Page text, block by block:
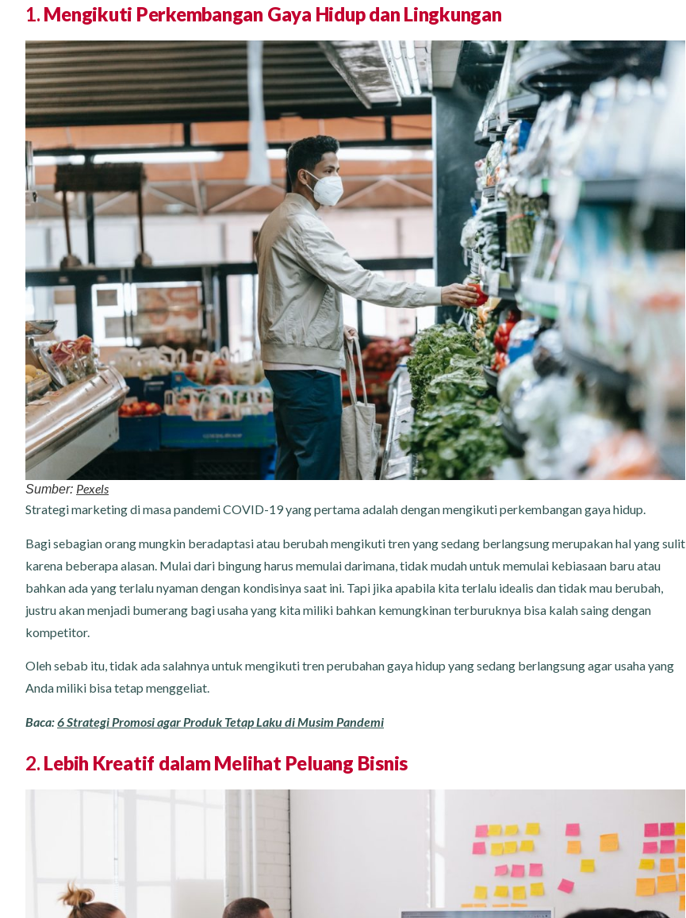
1. Mengikuti Perkembangan Gaya Hidup dan Lingkungan
Sumber: Pexels
Strategi marketing di masa pandemi COVID-19 yang pertama adalah dengan mengikuti perkembangan gaya hidup.
Bagi sebagian orang mungkin beradaptasi atau berubah mengikuti tren yang sedang berlangsung merupakan hal yang sulit
karena beberapa alasan. Mulai dari bingung harus memulai darimana, tidak mudah untuk memulai kebiasaan baru atau
bahkan ada yang terlalu nyaman dengan kondisinya saat ini. Tapi jika apabila kita terlalu idealis dan tidak mau berubah,
justru akan menjadi bumerang bagi usaha yang kita miliki bahkan kemungkinan terburuknya bisa kalah saing dengan
kompetitor.
Oleh sebab itu, tidak ada salahnya untuk mengikuti tren perubahan gaya hidup yang sedang berlangsung agar usaha yang
Anda miliki bisa tetap menggeliat.
Baca:6 Strategi Promosi agar Produk Tetap Laku di Musim Pandemi
2. Lebih Kreatif dalam Melihat Peluang Bisnis